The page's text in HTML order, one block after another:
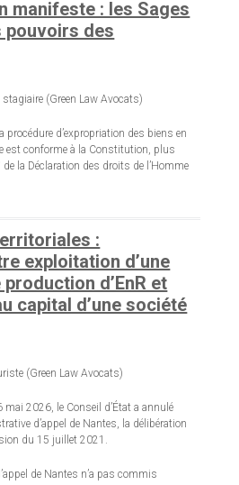
manifeste : les Sages
des
stagiaire (Green Law Avocats)
procédure d’expropriation des biens en
est conforme à la Constitution, plus
de la Déclaration des droits de l’Homme
:
exploitation d’une
d’EnR et
capital d’une société
(Green Law Avocats)
2026, le Conseil d’État a annulé
d’appel de Nantes, la délibération
du 15 juillet 2021.
de Nantes n’a pas commis